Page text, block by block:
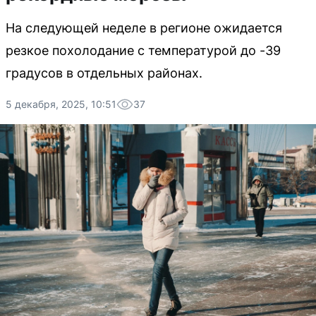
На следующей неделе в регионе ожидается
резкое похолодание с температурой до -39
градусов в отдельных районах.
5 декабря, 2025, 10:51 37